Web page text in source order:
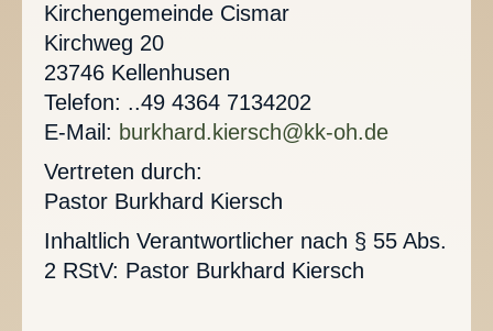
Friedhof
Kontakt
Impressum
Kirchengemeinde Cismar
Kirchweg 20
23746 Kellenhusen
Telefon: ..49 4364 7134202
E-Mail: burkhard.kiersch@kk-oh.de
Vertreten durch:
Pastor Burkhard Kiersch
Inhaltlich Verantwortlicher nach § 55 Abs.
2 RStV: Pastor Burkhard Kiersch